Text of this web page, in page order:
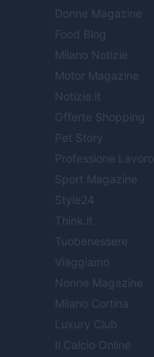
Donne Magazine
Food Blog
Milano Notizie
Motor Magazine
Notizie.it
Offerte Shopping
Pet Story
Professione Lavoro
Sport Magazine
Style24
Think.it
Tuobenessere
Viaggiamo
Nonne Magazine
Milano Cortina
Luxury Club
Il Calcio Online